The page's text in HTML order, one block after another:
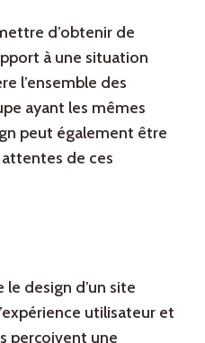
d’obtenir de
à une situation
l’ensemble des
ayant les mêmes
peut également être
de ces
design d’un site
utilisateur et
perçoivent une